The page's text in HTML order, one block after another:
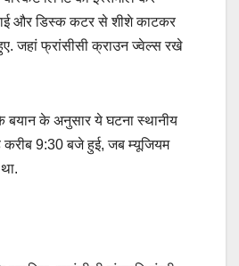
और डिस्क कटर से शीशे काटकर
जहां फ्रांसीसी क्राउन ज्वेल्स रखे
बयान के अनुसार ये घटना स्थानीय
करीब 9:30 बजे हुई, जब म्यूजियम